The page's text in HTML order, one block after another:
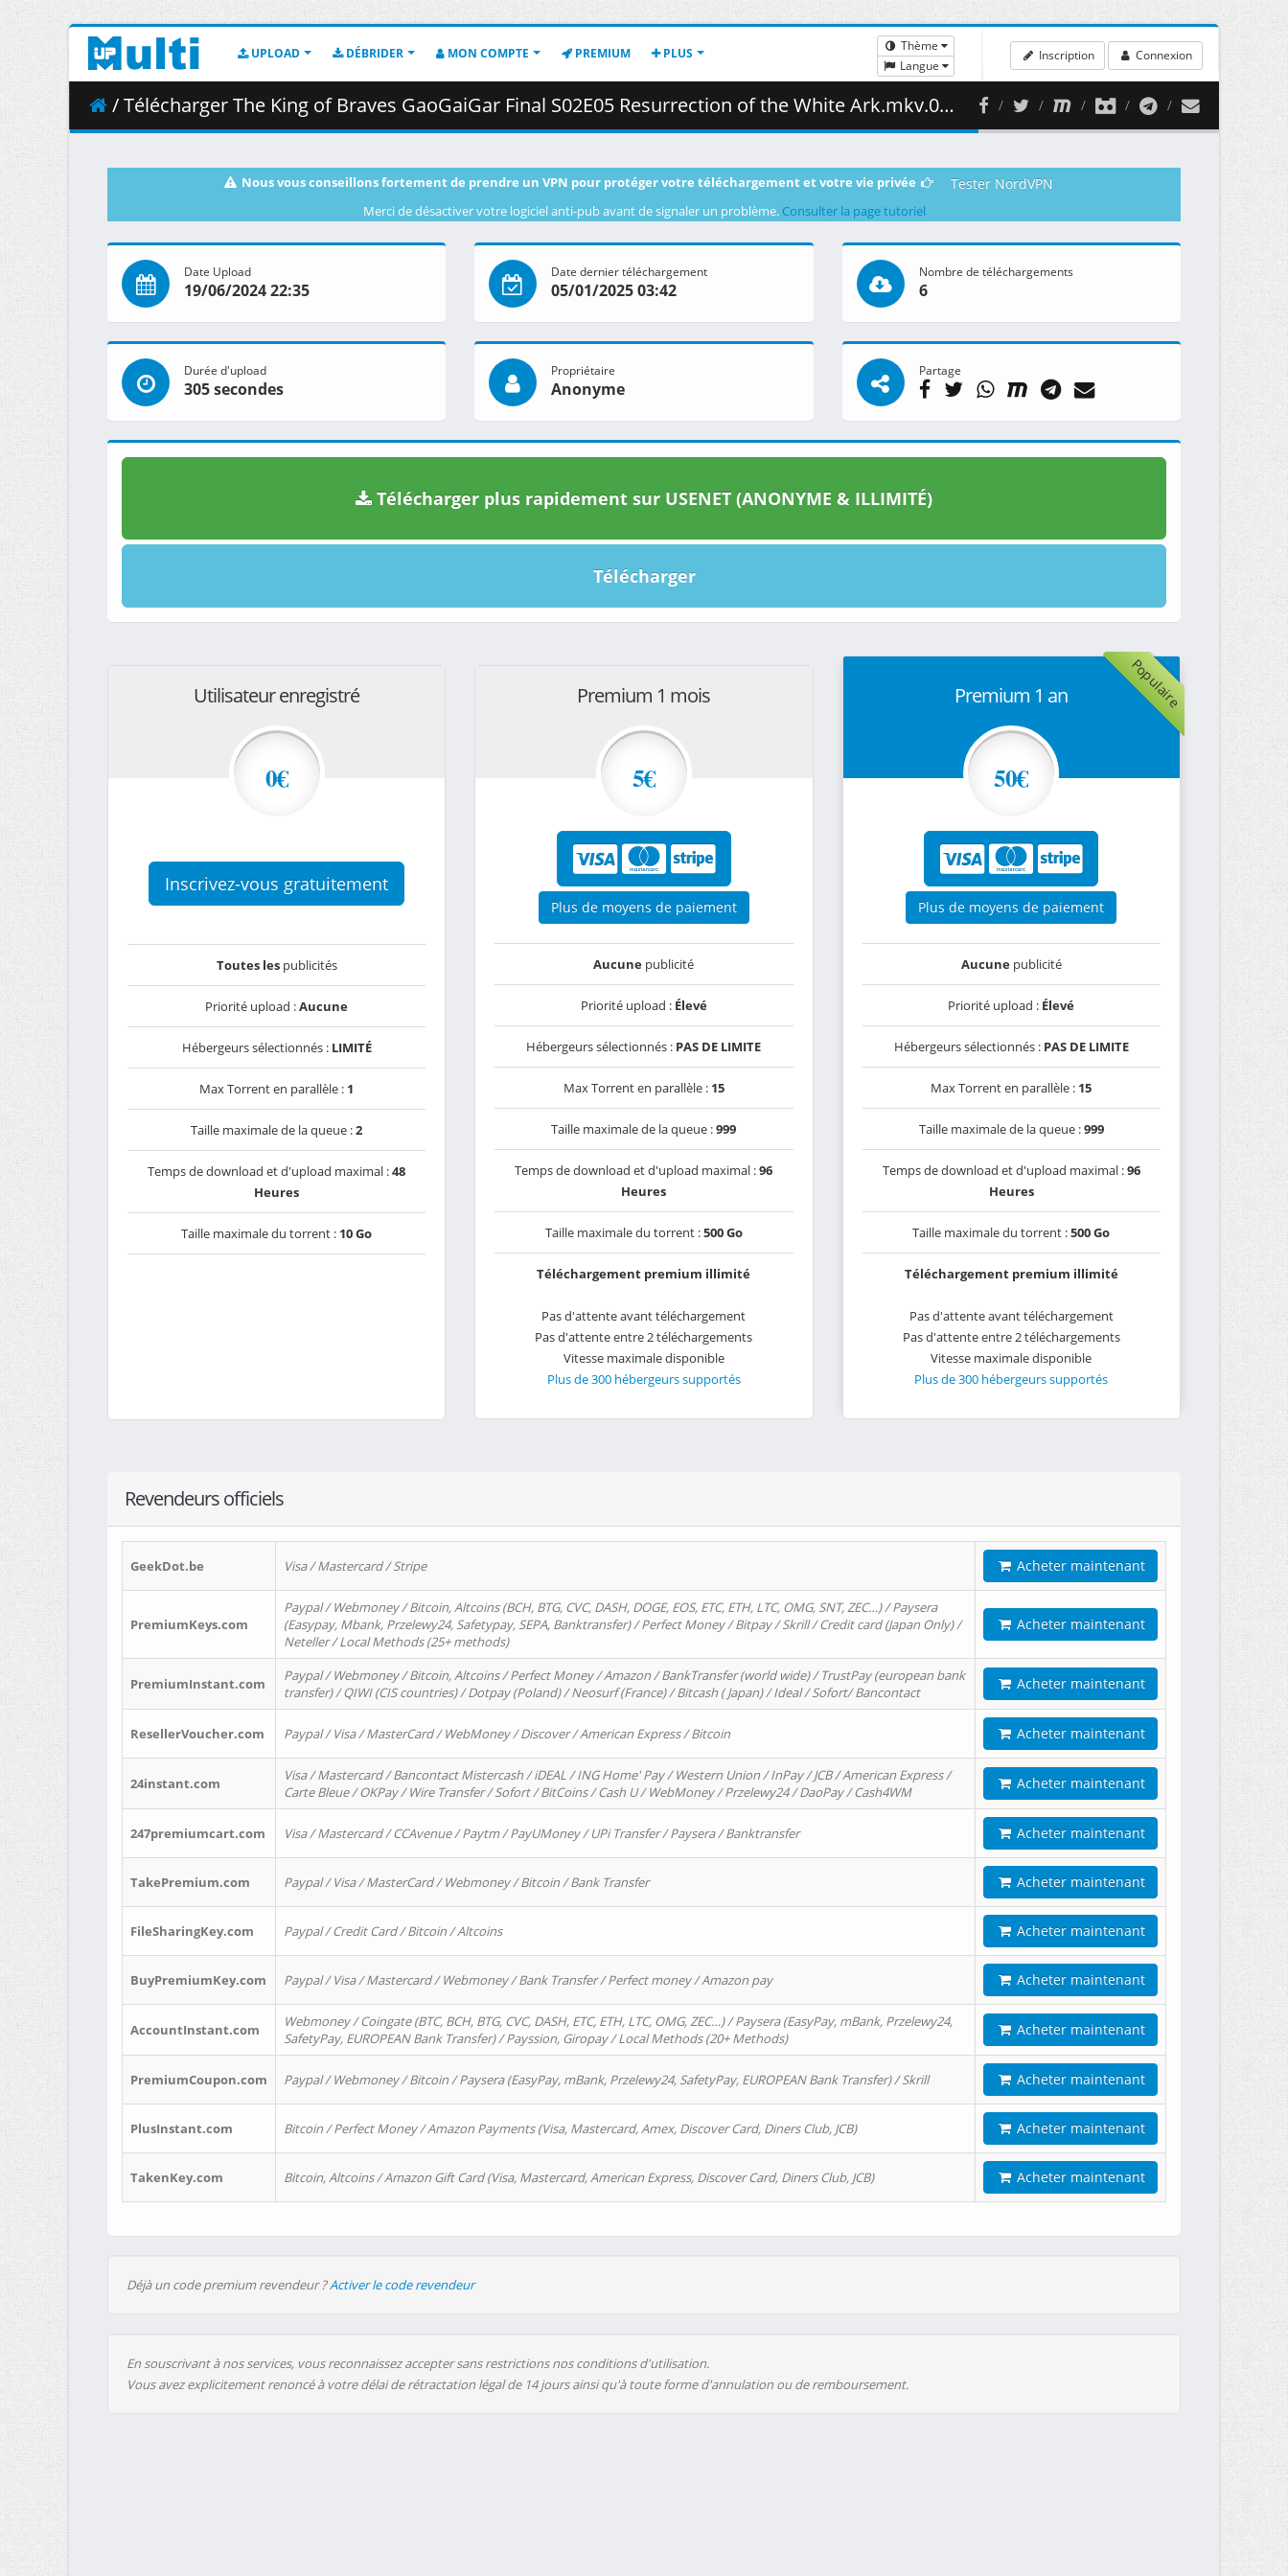
UPLOAD DÉBRIDER MON COMPTE PREMIUM PLUS
Thème
Langue
Inscription Connexion
/ Télécharger The King of Braves GaoGaiGar Final S02E05 Resurrection of the White Ark.mkv.004 ( 457.79 MB )
Nous vous conseillons fortement de prendre un VPN pour protéger votre téléchargement et votre vie privée Tester NordVPN
Merci de désactiver votre logiciel anti-pub avant de signaler un problème. Consulter la page tutoriel
Date Upload
19/06/2024 22:35
Date dernier téléchargement
05/01/2025 03:42
Nombre de téléchargements
6
Durée d'upload
305 secondes
Propriétaire
Anonyme
Partage
Télécharger plus rapidement sur USENET (ANONYME & ILLIMITÉ)
Télécharger
Utilisateur enregistré
0€
Inscrivez-vous gratuitement
Toutes lespublicités
Priorité upload :Aucune
Hébergeurs sélectionnés : LIMITÉ
Max Torrent en parallèle : 1
Taille maximale de la queue :2
Temps de download et d'upload maximal :48
Heures
Taille maximale du torrent : 10 Go
Premium 1 mois
5€
Plus de moyens de paiement
Aucune publicité
Priorité upload : Élevé
Hébergeurs sélectionnés : PAS DE LIMITE
Max Torrent en parallèle : 15
Taille maximale de la queue :999
Temps de download et d'upload maximal :96
Heures
Taille maximale du torrent :500 Go
Téléchargement premium illimité
Pas d'attente avant téléchargement
Pas d'attente entre 2 téléchargements
Vitesse maximale disponible
Plus de 300 hébergeurs supportés
Populaire
Premium 1 an
50€
Plus de moyens de paiement
Aucunepublicité
Priorité upload : Élevé
Hébergeurs sélectionnés : PAS DE LIMITE
Max Torrent en parallèle : 15
Taille maximale de la queue :999
Temps de download et d'upload maximal :96
Heures
Taille maximale du torrent :500 Go
Téléchargement premium illimité
Pas d'attente avant téléchargement
Pas d'attente entre 2 téléchargements
Vitesse maximale disponible
Plus de 300 hébergeurs supportés
Revendeurs officiels
GeekDot.be Visa / Mastercard / Stripe Acheter maintenant
PremiumKeys.com
Paypal / Webmoney / Bitcoin, Altcoins (BCH, BTG, CVC, DASH, DOGE, EOS, ETC, ETH, LTC, OMG, SNT, ZEC…) / Paysera
(Easypay, Mbank, Przelewy24, Safetypay, SEPA, Banktransfer) / Perfect Money / Bitpay / Skrill / Credit card (Japan Only) /
Neteller / Local Methods (25+ methods)
Acheter maintenant
PremiumInstant.com
Paypal / Webmoney / Bitcoin, Altcoins / Perfect Money / Amazon / BankTransfer (world wide) / TrustPay (european bank
transfer) / QIWI (CIS countries) / Dotpay (Poland) / Neosurf (France) / Bitcash ( Japan) / Ideal / Sofort/ Bancontact
Acheter maintenant
ResellerVoucher.com Paypal / Visa / MasterCard / WebMoney / Discover / American Express / Bitcoin Acheter maintenant
24instant.com
Visa / Mastercard / Bancontact Mistercash / iDEAL / ING Home' Pay / Western Union / InPay / JCB / American Express /
Carte Bleue / OKPay / Wire Transfer / Sofort / BitCoins / Cash U / WebMoney / Przelewy24 / DaoPay / Cash4WM
Acheter maintenant
247premiumcart.com Visa / Mastercard / CCAvenue / Paytm / PayUMoney / UPi Transfer / Paysera / Banktransfer Acheter maintenant
TakePremium.com Paypal / Visa / MasterCard / Webmoney / Bitcoin / Bank Transfer Acheter maintenant
FileSharingKey.com Paypal / Credit Card / Bitcoin / Altcoins Acheter maintenant
BuyPremiumKey.com Paypal / Visa / Mastercard / Webmoney / Bank Transfer / Perfect money / Amazon pay Acheter maintenant
AccountInstant.com
Webmoney / Coingate (BTC, BCH, BTG, CVC, DASH, ETC, ETH, LTC, OMG, ZEC…) / Paysera (EasyPay, mBank, Przelewy24,
SafetyPay, EUROPEAN Bank Transfer) / Payssion, Giropay / Local Methods (20+ Methods)
Acheter maintenant
PremiumCoupon.com Paypal / Webmoney / Bitcoin / Paysera (EasyPay, mBank, Przelewy24, SafetyPay, EUROPEAN Bank Transfer) / Skrill Acheter maintenant
PlusInstant.com Bitcoin / Perfect Money / Amazon Payments (Visa, Mastercard, Amex, Discover Card, Diners Club, JCB) Acheter maintenant
TakenKey.com Bitcoin, Altcoins / Amazon Gift Card (Visa, Mastercard, American Express, Discover Card, Diners Club, JCB) Acheter maintenant
Déjà un code premium revendeur ?Activer le code revendeur
En souscrivant à nos services, vous reconnaissez accepter sans restrictions nos conditions d'utilisation.
Vous avez explicitement renoncé à votre délai de rétractation légal de 14 jours ainsi qu'à toute forme d'annulation ou de remboursement.